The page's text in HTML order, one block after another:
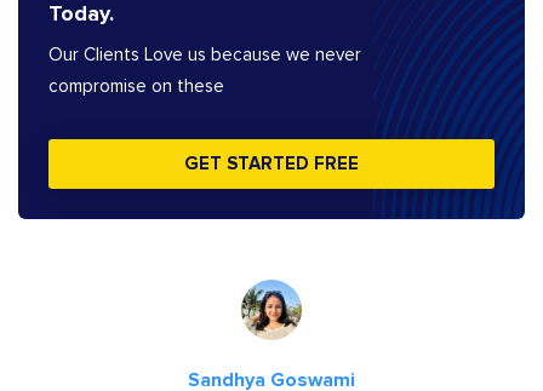
Today.
Our Clients Love us because we never
compromise on these
GET STARTED FREE
Sandhya Goswami